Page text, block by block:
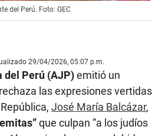
del Perú. Foto: GEC
29/04/2026, 05:07 p.m.
del Perú (AJP)emitió un
las expresiones vertidas
José María Balcázar,
que culpan “a los judíos